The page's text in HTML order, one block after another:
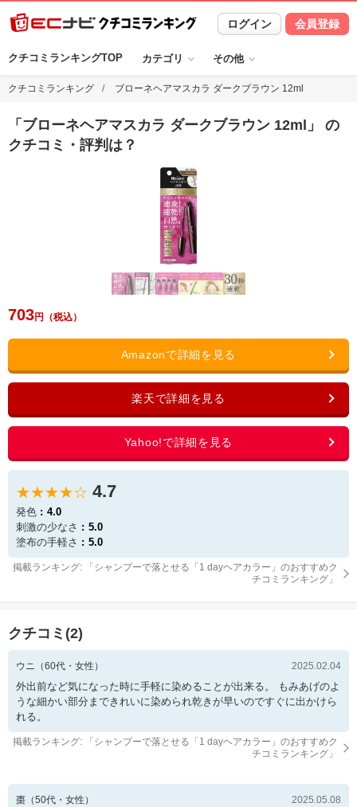
ログイン 会員登録
クチコミランキングTOP カテゴリ その他
クチコミランキング ブローネヘアマスカラ ダークブラウン 12ml
「 ブローネヘアマスカラ ダークブラウン 12ml 」 の
クチコミ・評判は？
703
★★★★☆ 4.7
発色
4.0
刺激の少なさ
5.0
塗布の手軽さ
5.0
掲載ランキング: 「 シャンプーで落とせる「1 dayヘアカラー」のおすすめク
チコミランキング 」
クチコミ(2)
ウニ （60代・ 女性 ） 2025.02.04
外出前など気になった時に手軽に染めることが出来る。 もみあげのよ
うな細かい部分まできれいに染められ乾きが早いのですぐに出かけら
れる。
掲載ランキング: 「 シャンプーで落とせる「1 dayヘアカラー」のおすすめク
チコミランキング 」
棗 （50代・ 女性 ） 2025.05.08